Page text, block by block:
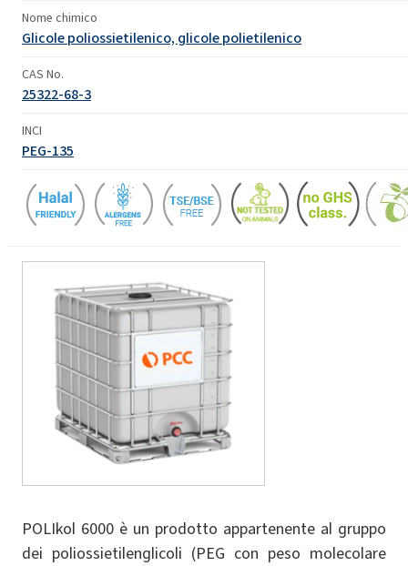
Nome chimico
Glicole poliossietilenico, glicole polietilenico
CAS No.
25322-68-3
INCI
PEG-135
POLIkol 6000 è un prodotto appartenente al gruppo
dei poliossietilenglicoli (PEG con peso molecolare